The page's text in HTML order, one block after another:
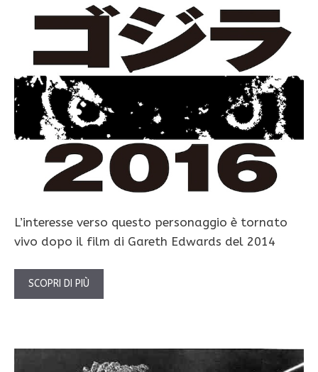
L’interesse verso questo personaggio è tornato
vivo dopo il film di Gareth Edwards del 2014
SCOPRI DI PIÙ